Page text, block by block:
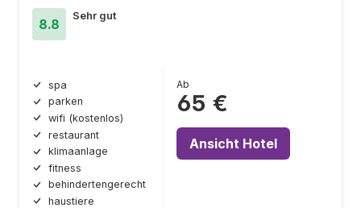
8.8
Sehr gut
spa
parken
wifi (kostenlos)
restaurant
klimaanlage
fitness
behindertengerecht
haustiere
Ab
65 €
Ansicht Hotel